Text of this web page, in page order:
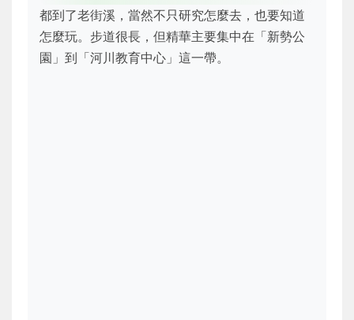
都到了老街溪，當然不只研究怎麼去，也要知道
怎麼玩。步道很長，但精華主要集中在「新勢公
園」到「河川教育中心」這一帶。